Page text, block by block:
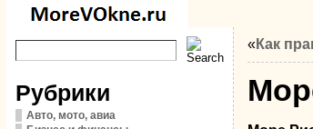
Рубрики
Авто, мото, авиа
«Как